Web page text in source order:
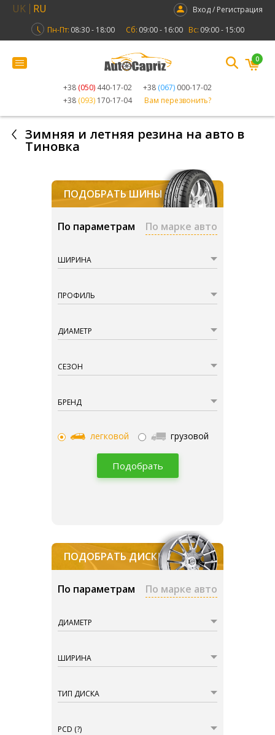
UK RU
Вход / Регистрация
Пн-Пт: 08:30 - 18:00 Сб: 09:00 - 16:00 Вс: 09:00 - 15:00
+38 (050) 440-17-02 +38 (067) 000-17-02
+38 (093) 170-17-04 Вам перезвонить?
0
Зимняя и летняя резина на авто в
Тиновка
ПОДОБРАТЬ ШИНЫ
По параметрам По марке авто
ШИРИНА
ПРОФИЛЬ
ДИАМЕТР
СЕЗОН
БРЕНД
легковой грузовой
Подобрать
ПОДОБРАТЬ ДИСКИ
По параметрам По марке авто
ДИАМЕТР
ШИРИНА
ТИП ДИСКА
PCD (?)